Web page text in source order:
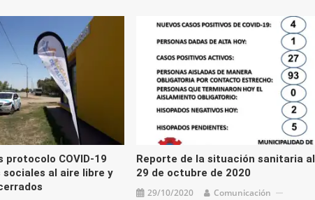
protocolo COVID-19
sociales al aire libre y
Reporte de la situación sanitaria al
29 de octubre de 2020
29/10/2020 Comunicación